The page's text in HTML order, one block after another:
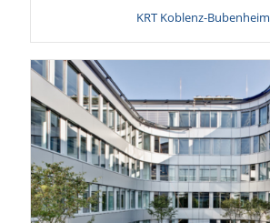
KRT Koblenz-Bubenheim